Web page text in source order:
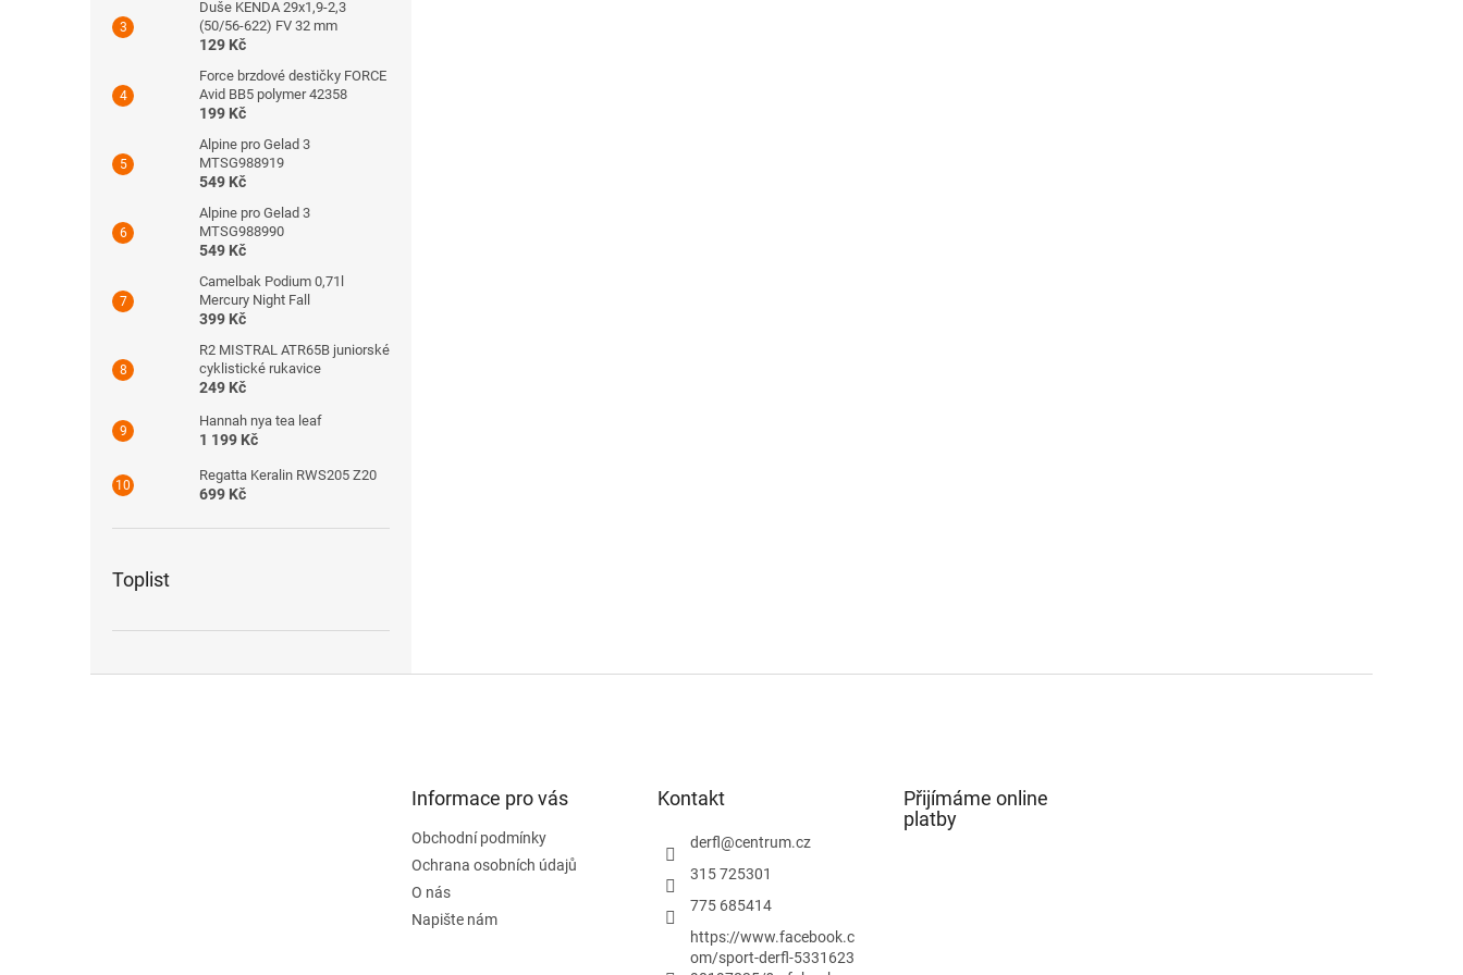
Duše KENDA 29x1,9-2,3
(50/56-622) FV 32 mm
129 Kč
Force brzdové destičky FORCE
Avid BB5 polymer 42358
199 Kč
Alpine pro Gelad 3
MTSG988919
549 Kč
Alpine pro Gelad 3
MTSG988990
549 Kč
Camelbak Podium 0,71l
Mercury Night Fall
399 Kč
R2 MISTRAL ATR65B juniorské
cyklistické rukavice
249 Kč
Hannah nya tea leaf
1 199 Kč
Regatta Keralin RWS205 Z20
699 Kč
Toplist
Informace pro vás
Obchodní podmínky
Ochrana osobních údajů
O nás
Napište nám
Kontakt
derfl@centrum.cz
315 725301
775 685414
https://www.facebook.c
om/sport-derfl-5331623
Přijímáme online
platby